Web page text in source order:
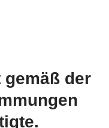
gemäß der